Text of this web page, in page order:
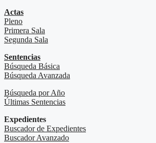
Actas
Pleno
Primera Sala
Segunda Sala
Sentencias
Búsqueda Básica
Búsqueda Avanzada
Búsqueda por Año
Últimas Sentencias
Expedientes
Buscador de Expedientes
Buscador Avanzado